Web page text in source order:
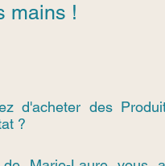
mains !
d'acheter des
?